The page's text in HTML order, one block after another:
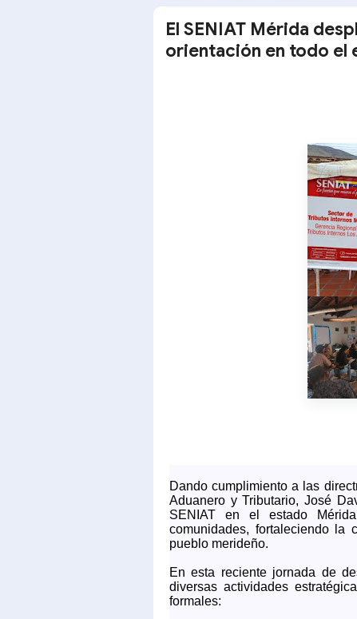
El SENIAT Mérida
orientación en todo el
Dando cumplimiento a las
Aduanero y Tributario, José
SENIAT en el estado
comunidades, fortaleciendo la
pueblo merideño.
En esta reciente jornada de
diversas actividades
formales: